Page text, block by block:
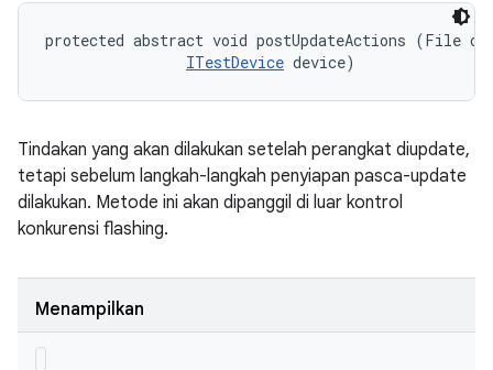
protected abstract void postUpdateActions (File
ITestDevice device)
Tindakan yang akan dilakukan setelah perangkat diupdate,
tetapi sebelum langkah-langkah penyiapan pasca-update
dilakukan. Metode ini akan dipanggil di luar kontrol
konkurensi flashing.
Menampilkan